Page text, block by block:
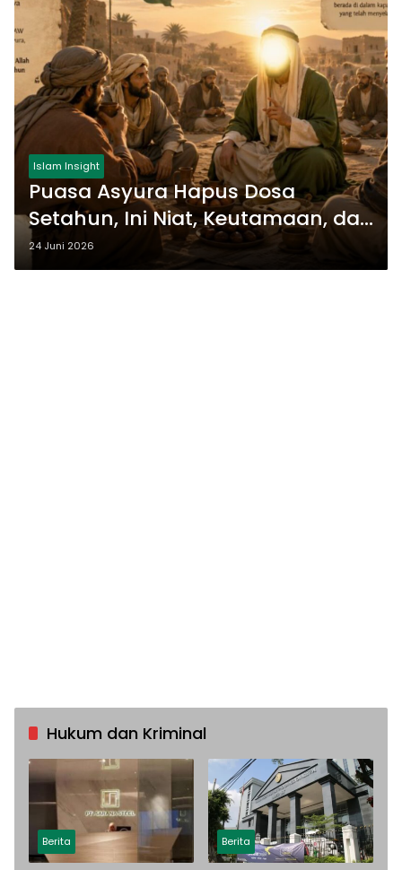
Islam Insight
Puasa Asyura Hapus Dosa
Setahun, Ini Niat, Keutamaan, dan
Perbedaan Jadwal
Pelaksanaannya
24 Juni 2026
Hukum dan Kriminal
Berita Berita